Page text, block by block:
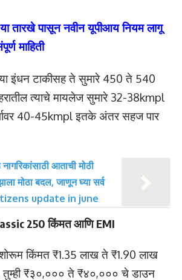
पासून नवीन यूपीआय नियम लागू
माहिती
इंधन टाकीसह ते सुमारे 450 ते 540
त्याचे मायलेज सुमारे 32-38kmpl
40-45kmpl इतके अंतर सहज पार
आताची मोठी
मोठा बदल, जाणून घ्या सर्व
update in june
250 किंमत आणि EMI
किंमत ₹1.35 लाख ते ₹1.90 लाख
₹३०,००० ते ₹४०,००० चे डाउन